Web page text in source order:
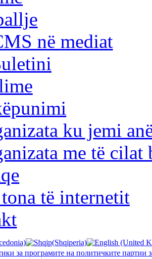
në mediat
ku jemi
me të cilat
të internetit
за програмите на политичките партии